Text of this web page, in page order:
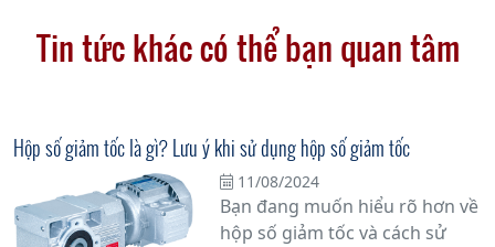
Tin tức khác có thể bạn quan tâm
Hộp số giảm tốc là gì? Lưu ý khi sử dụng hộp số giảm tốc
11/08/2024
Bạn đang muốn hiểu rõ hơn về
hộp số giảm tốc và cách sử